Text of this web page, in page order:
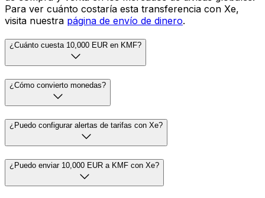
Para ver cuánto costaría esta transferencia con Xe,
visita nuestra página de envío de dinero.
¿Cuánto cuesta 10,000 EUR en KMF?
¿Cómo convierto monedas?
¿Puedo configurar alertas de tarifas con Xe?
¿Puedo enviar 10,000 EUR a KMF con Xe?